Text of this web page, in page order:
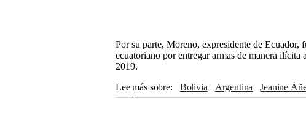
Por su parte, Moreno, expresidente de Ecuador,
ecuatoriano por entregar armas de manera
2019.
Lee más sobre
Bolivia Argentina Jeanine
Lenín Moreno